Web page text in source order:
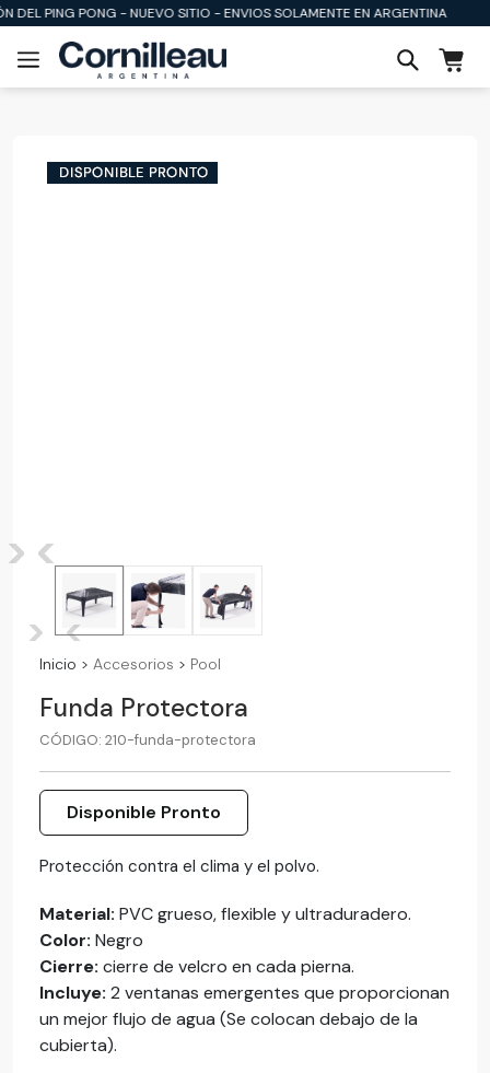
DEL PING PONG - NUEVO SITIO - ENVIOS SOLAMENTE EN ARGENTINA
<
>
<
>
Inicio > Accesorios > Pool
Funda Protectora
CÓDIGO: 210-funda-protectora
Disponible Pronto
Protección contra el clima y el polvo.
Material: PVC grueso, flexible y ultraduradero.
Color: Negro
Cierre: cierre de velcro en cada pierna.
Incluye: 2 ventanas emergentes que proporcionan
un mejor flujo de agua (Se colocan debajo de la
cubierta).